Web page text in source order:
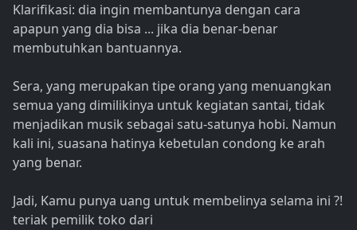
Klarifikasi: dia ingin membantunya dengan cara
apapun yang dia bisa ... jika dia benar-benar
membutuhkan bantuannya.
Sera, yang merupakan tipe orang yang menuangkan
semua yang dimilikinya untuk kegiatan santai, tidak
menjadikan musik sebagai satu-satunya hobi. Namun
kali ini, suasana hatinya kebetulan condong ke arah
yang benar.
Jadi, Kamu punya uang untuk membelinya selama ini ?!
teriak pemilik toko dari